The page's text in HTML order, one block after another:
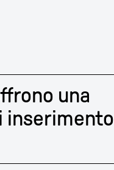
una
inserimento